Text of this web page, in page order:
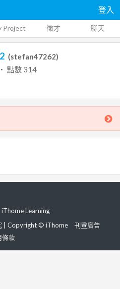
登入
Project 徵才 聊天
(stefan47262)
點數 314
iThome Learning
| Copyright © iThome
刊登廣告
條款